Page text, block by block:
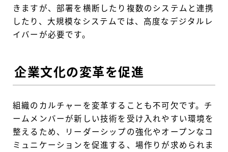
きますが、部署を横断したり複数のシステムと連携
したり、大規模なシステムでは、高度なデジタルレ
イバーが必要です。
企業文化の変革を促進
組織のカルチャーを変革することも不可欠です。チ
ームメンバーが新しい技術を受け入れやすい環境を
整えるため、リーダーシップの強化やオープンなコ
ミュニケーションを促進する、場作りが求められま